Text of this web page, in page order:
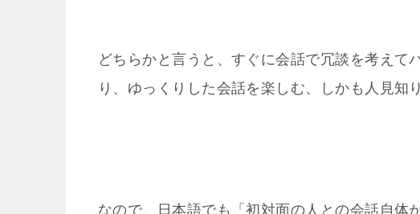
どちらかと言うと、すぐに会話で冗談を考え
り、ゆっくりした会話を楽しむ、しかも人見知
なので、日本語でも「初対面の人との会話自体